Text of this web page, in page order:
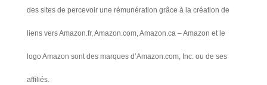
des sites de percevoir une rémunération grâce à la création de
liens vers Amazon.fr, Amazon.com, Amazon.ca – Amazon et le
logo Amazon sont des marques d’Amazon.com, Inc. ou de ses
affiliés.